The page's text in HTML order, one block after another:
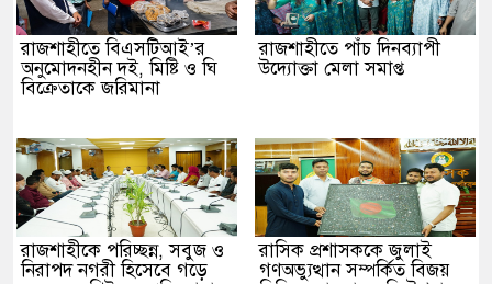
রাজশাহীতে বিএসটিআই’র
অনুমোদনহীন দই, মিষ্টি ও ঘি
বিক্রেতাকে জরিমানা
রাজশাহীতে পাঁচ দিনব্যাপী
উদ্যোক্তা মেলা সমাপ্ত
রাজশাহীকে পরিচ্ছন্ন, সবুজ ও
নিরাপদ নগরী হিসেবে গড়ে
রাসিক প্রশাসককে জুলাই
গণঅভ্যুত্থান সম্পর্কিত বিজয়